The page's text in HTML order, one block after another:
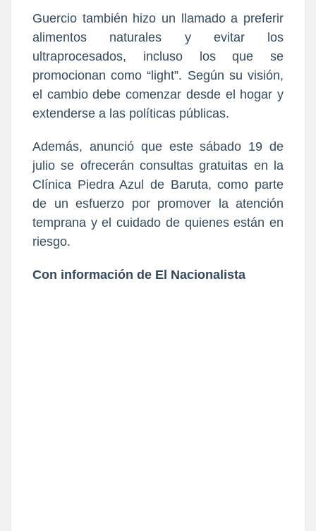
Guercio también hizo un llamado a preferir
alimentos naturales y evitar los
ultraprocesados, incluso los que se
promocionan como “light”. Según su visión,
el cambio debe comenzar desde el hogar y
extenderse a las políticas públicas.
Además, anunció que este sábado 19 de
julio se ofrecerán consultas gratuitas en la
Clínica Piedra Azul de Baruta, como parte
de un esfuerzo por promover la atención
temprana y el cuidado de quienes están en
riesgo.
Con información de El Nacionalista